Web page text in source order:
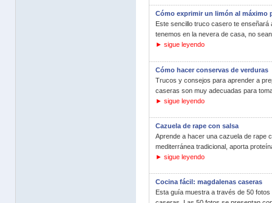
Cómo exprimir un limón al máximo
Este sencillo truco casero te enseñará
tenemos en la nevera de casa, no
► sigue leyendo
Cómo hacer conservas de verduras
Trucos y consejos para aprender a
caseras son muy adecuadas para
► sigue leyendo
Cazuela de rape con salsa
Aprende a hacer una cazuela de rape
mediterránea tradicional, aporta
► sigue leyendo
Cocina fácil: magdalenas caseras
Esta guía muestra a través de 50